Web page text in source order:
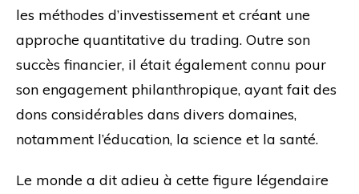
les méthodes d’investissement et créant une
approche quantitative du trading. Outre son
succès financier, il était également connu pour
son engagement philanthropique, ayant fait des
dons considérables dans divers domaines,
notamment l’éducation, la science et la santé.
Le monde a dit adieu à cette figure légendaire